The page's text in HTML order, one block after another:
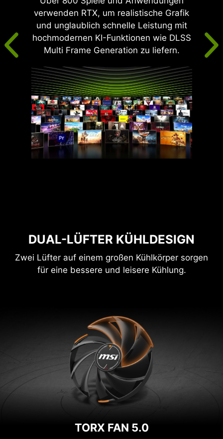
verwenden RTX, um realistische Grafik
und unglaublich schnelle Leistung mit
hochmodernen KI-Funktionen wie DLSS
Multi Frame Generation zu liefern.
DUAL-LÜFTER KÜHLDESIGN
Zwei Lüfter auf einem großen Kühlkörper sorgen
für eine bessere und leisere Kühlung.
TORX FAN 5.0